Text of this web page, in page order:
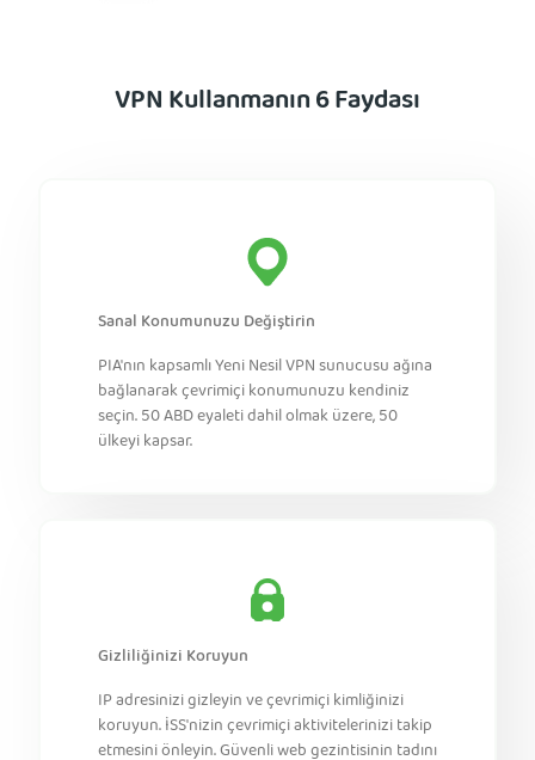
VPN Kullanmanın 6 Faydası
Sanal Konumunuzu Değiştirin
PIA'nın kapsamlı Yeni Nesil VPN sunucusu ağına
bağlanarak çevrimiçi konumunuzu kendiniz
seçin. 50 ABD eyaleti dahil olmak üzere, 50
ülkeyi kapsar.
Gizliliğinizi Koruyun
IP adresinizi gizleyin ve çevrimiçi kimliğinizi
koruyun. İSS'nizin çevrimiçi aktivitelerinizi takip
etmesini önleyin. Güvenli web gezintisinin tadını